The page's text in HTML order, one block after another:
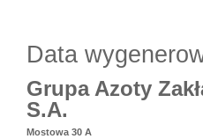
Data
Grupa Azoty
S.A.
Mostowa 30 A